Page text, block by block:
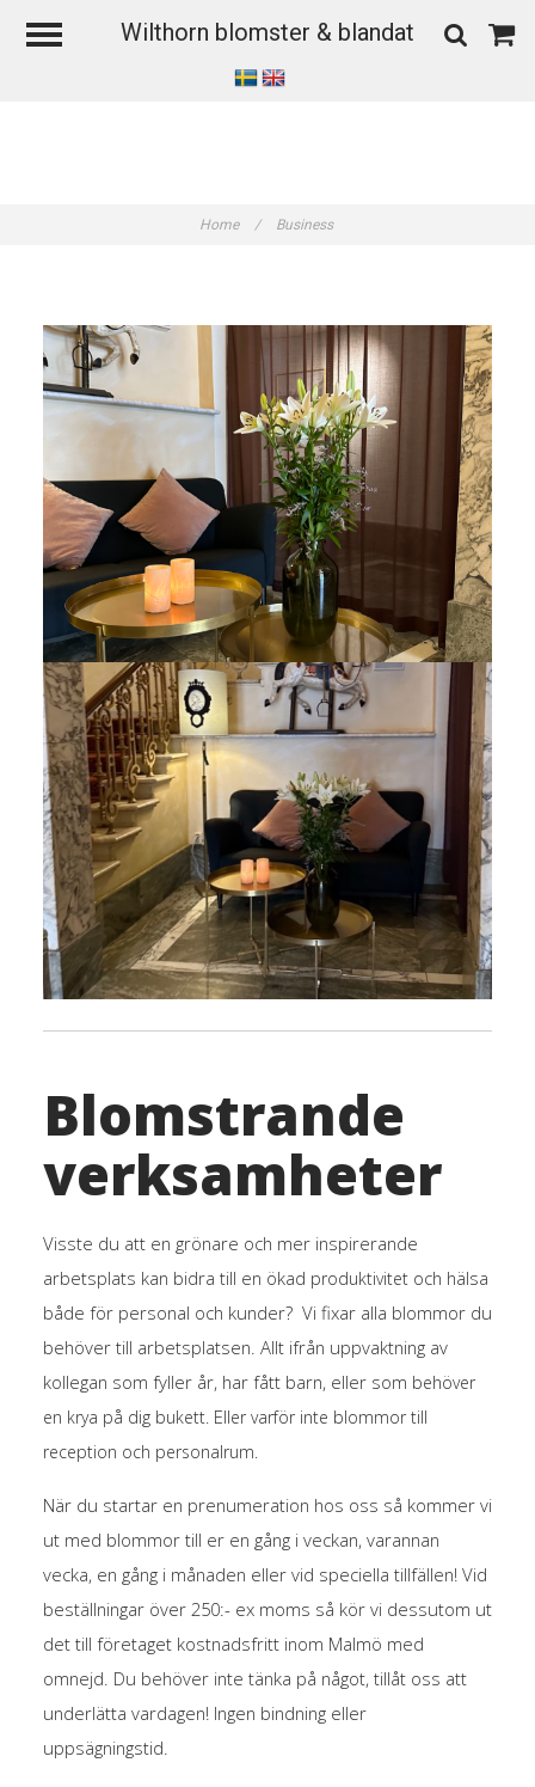
Wilthorn blomster & blandat
Home / Business
Blomstrande
verksamheter
Visste du att en grönare och mer inspirerande
arbetsplats kan bidra till en ökad produktivitetoch hälsa
både för personal och kunder? Vi fixar alla blommor du
behöver till arbetsplatsen. Allt ifrån uppvaktning av
kollegan som fyller år, har fått barn, eller som behöver
en krya på dig bukett. Eller varför inte blommor till
reception och personalrum.
När du startar en prenumeration hos oss så kommer vi
ut med blommor till er en gång i veckan, varannan
vecka, en gång i månaden eller vid speciella tillfällen! Vid
beställningar över 250:- ex moms så kör vi dessutom ut
det till företaget kostnadsfritt inom Malmö med
omnejd. Du behöver inte tänka på något, tillåt oss att
underlätta vardagen! Ingen bindning eller
uppsägningstid.